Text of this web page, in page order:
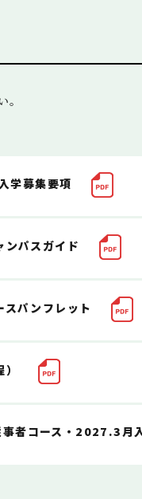
募集要項
パスガイド
パンフレット
者コース・2027.3月